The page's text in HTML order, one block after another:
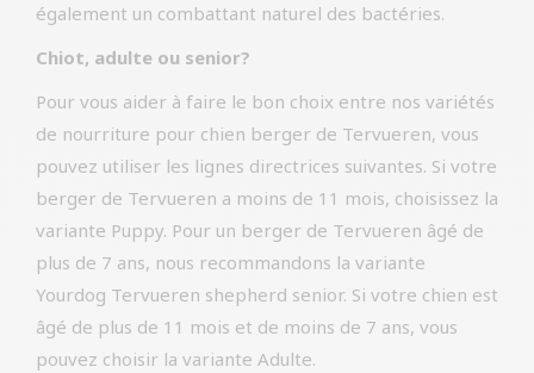
également un combattant naturel des bactéries.
Chiot, adulte ou senior?
Pour vous aider à faire le bon choix entre nos variétés
de nourriture pour chien berger de Tervueren, vous
pouvez utiliser les lignes directrices suivantes. Si votre
berger de Tervueren a moins de 11 mois, choisissez la
variante Puppy. Pour un berger de Tervueren âgé de
plus de 7 ans, nous recommandons la variante
Yourdog Tervueren shepherd senior. Si votre chien est
âgé de plus de 11 mois et de moins de 7 ans, vous
pouvez choisir la variante Adulte.